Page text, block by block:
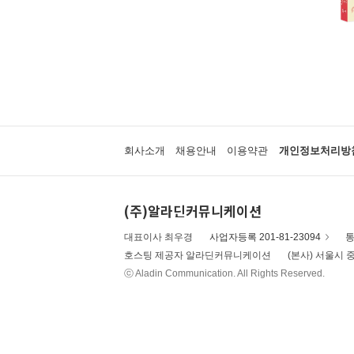
회사소개 채용안내 이용약관 개인정보처리방
(주)알라딘커뮤니케이션
대표이사 최우경 사업자등록 201-81-23094
호스팅 제공자 알라딘커뮤니케이션
(본사) 서울시
ⓒ Aladin Communication. All Rights Reserved.